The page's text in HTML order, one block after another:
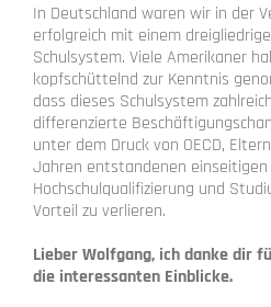
In Deutschland waren wir in der
erfolgreich mit einem
Schulsystem. Viele Amerikaner
kopfschüttelnd zur Kenntnis
dass dieses Schulsystem
differenzierte
unter dem Druck von OECD,
Jahren entstandenen
Hochschulqualifizierung und
Vorteil zu verlieren.
Lieber Wolfgang, ich danke dir
die interessanten Einblicke.